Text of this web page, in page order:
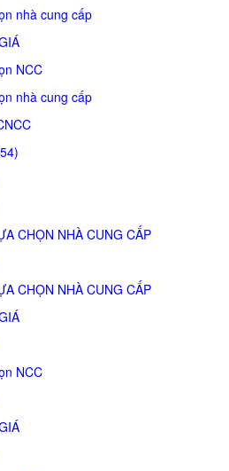
nhà cung cấp
NCC
nhà cung cấp
CHỌN NHÀ CUNG CẤP
CHỌN NHÀ CUNG CẤP
NCC